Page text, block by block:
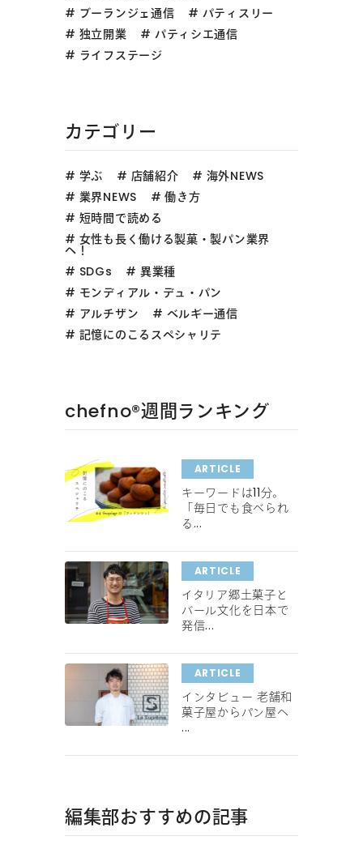
ブーランジェ通信
パティスリー
独立開業
パティシエ通信
ライフステージ
カテゴリー
学ぶ 店舗紹介
海外NEWS
業界NEWS
働き方
短時間で読める
女性も長く働ける製菓・製パン業界
へ！
SDGs
異業種
モンディアル・デュ・パン
アルチザン
ベルギー通信
記憶にのこるスペシャリテ
chefno®︎週間ランキング
ARTICLE
キーワードは11分。
「毎日でも食べられ
る...
ARTICLE
イタリア郷土菓子と
バール文化を日本で
発信...
ARTICLE
インタビュー 老舗和
菓子屋からパン屋へ
...
編集部おすすめの記事